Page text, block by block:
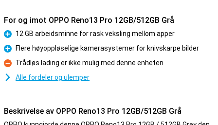
For og imot OPPO Reno13 Pro 12GB/512GB Grå
Fordel
12 GB arbeidsminne for rask veksling mellom apper
Fordel
Flere høyoppløselige kamerasystemer for knivskarpe bilder
Ulempe
Trådløs lading er ikke mulig med denne enheten
Alle fordeler og ulemper
Beskrivelse av OPPO Reno13 Pro 12GB/512GB Grå